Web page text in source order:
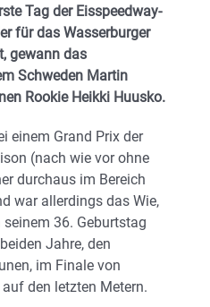
Tag der Eisspeedway-
für das Wasserburger
gewann das
Schweden Martin
Rookie Heikki Huusko.
einem Grand Prix der
(nach wie vor ohne
durchaus im Bereich
war allerdings das Wie,
36. Geburtstag
Jahre, den
im Finale von
den letzten Metern.